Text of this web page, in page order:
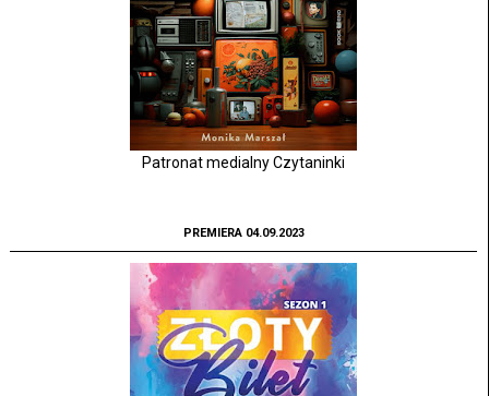
Patronat medialny Czytaninki
PREMIERA 04.09.2023